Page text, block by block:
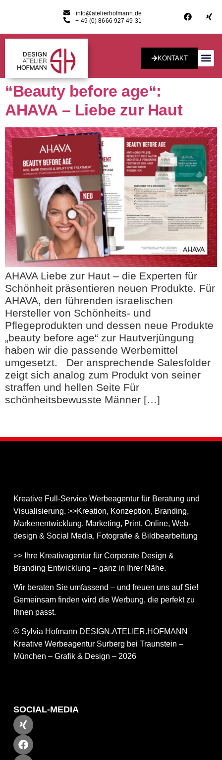
info@atelierhofmann.de
+ 49 (0) 8666 927 49 31
KONTAKT
“Beauty before age“:
AHAVA – Liebe zur Haut
AHAVA Liebe zur Haut – die Experten für
Schönheit präsentieren neuen Produkte. Für
AHAVA, den führenden israelischen
Hersteller von Schönheits- und
Pflegeprodukten und dessen neue Produkte
„beauty before age“ zur Hautverjüngung
haben wir die passende Werbemittel
umgesetzt. Der ansprechende Salesfolder
zeigt sich analog zum Produkt von seiner
straffen und hellen Seite Für
schönheitsbewusste Männer […]
Kreative Full-Service Werbeagentur für Beratung und
Visualisierung. >>Kreation, Konzeption, Branding,
Markenentwicklung, Marketing, Print, Online, Web­
design & Social Media, Fotografie & Bildbear­bei­tung
>> Ihre Kreativagentur für Corporate Design &
Branding Entwicklung – ganz in Ihrer Nähe.
Wir beraten Sie umfassend – und freuen uns auf Sie!
Gemeinsam finden wird die Werbung, die perfekt zu
Ihnen passt.
© Sylvia Hofmann DESIGN.ATELIER.HOFMANN
Kreative Werbeagentur Surberg bei Traunstein –
München – Grafik & Design – 2026
SOCIAL-MEDIA